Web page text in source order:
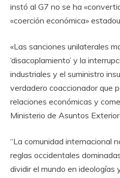
instó al G7 no se ha
«coerción económica»
«Las sanciones unilaterales
‘disacoplamiento’ y la
industriales y el suministro
verdadero coaccionador que
relaciones económicas y
Ministerio de Asuntos
“La comunidad internacional
reglas occidentales
dividir el mundo en ideologías